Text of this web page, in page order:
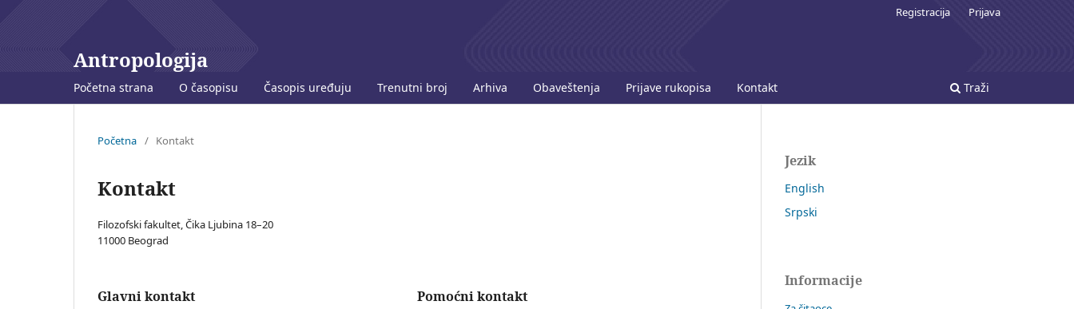
Antropologija
Početna strana O časopisu Časopis uređuju Trenutni broj Arhiva Obaveštenja Prijave rukopisa Kontakt Traži
Registracija Prijava
Početna / Kontakt
Kontakt
Filozofski fakultet, Čika Ljubina 18–20
11000 Beograd
Glavni kontakt Pomoćni kontakt
Jezik
English
Srpski
Informacije